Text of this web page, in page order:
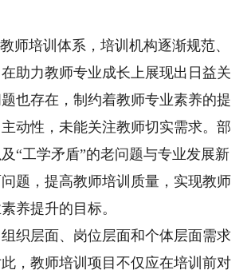
培训体系，培训机构逐渐规范、
助力教师专业成长上展现出日益关
也存在，制约着教师专业素养的提
动性，未能关注教师切实需求。部
“工学矛盾”的老问题与专业发展新
题，提高教师培训质量，实现教师
养提升的目标。
织层面、岗位层面和个体层面需求
，教师培训项目不仅应在培训前对